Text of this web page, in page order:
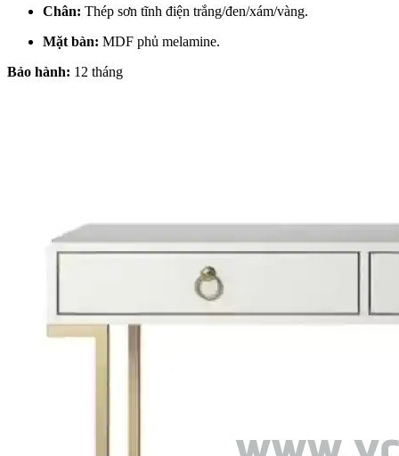
Chân: Thép sơn tĩnh điện trắng/đen/xám/vàng.
Mặt bàn: MDF phủ melamine.
Bảo hành: 12 tháng